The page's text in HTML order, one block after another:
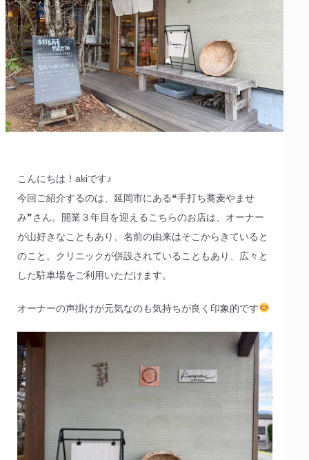
こんにちは！akiです♪
今回ご紹介するのは、延岡市にある❝手打ち蕎麦やませ
み❞さん。開業３年目を迎えるこちらのお店は、オーナー
が山好きなこともあり、名前の由来はそこからきていると
のこと。クリニックが併設されていることもあり、広々と
した駐車場をご利用いただけます。
オーナーの声掛けが元気なのも気持ちが良く印象的です